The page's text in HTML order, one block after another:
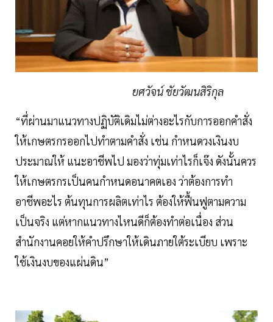
ยศวัจน์ ชัยวัฒนสิริกุล
“ที่ผ่านมาแนวทางปฏิบัติเดิมไม่ต่างอะไรกับการออกคำสั่ง
ให้เกษตรกรออกไปทำตามคำสั่ง เช่น กำหนดวงเงินงบ
ประมาณให้ แนะอาชีพไป มองว่าทุ่มเท่าไรก็เจ๊ง ดังนั้นควร
ให้เกษตรกรเป็นคนกำหนดอนาคตเอง ว่าต้องการทำ
อาชีพอะไร ต้นทุนการผลิตเท่าไร ต้องให้ฟื้นฟูตามความ
เป็นจริง แต่หากแนวทางไหนดีก็ต้องทำต่อเนื่อง ส่วน
สำนักงานคอยให้คำปรึกษาให้เดินภายใต้ระเบียบ เพราะ
ใช้เงินงบของแผ่นดิน”